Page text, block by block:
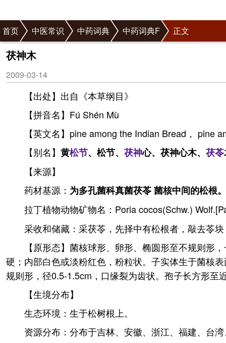
首页 中医常识 中药词典 中药词典F 正文
茯神木
2009-03-14
【出处】出自《本草纲目》
【拼音名】Fú Shén Mù
【英文名】pine among the Indian Bread， pine
【别名】 黄松节、松节、 茯神心、茯神心木、 茯苓
【来源】
药材基源： 为多孔菌科真菌茯苓 菌核中间的松根。
拉丁植物动物矿物名：Poria cocos(Schw.)
采收和储藏：采茯苓，先择中有松根者，敲去苓
【原形态】菌核球形、卵形、椭圆形至不规则形
硬；内部白色或淡粉红色，粉粒状。子实体生于菌核
规则形，径0.5-1.5cm，口缘裂为齿状。孢子长方形
【生境分布】
生态环境：生于松树根上。
资源分布：分布于吉林、安徽、浙江、福建、台